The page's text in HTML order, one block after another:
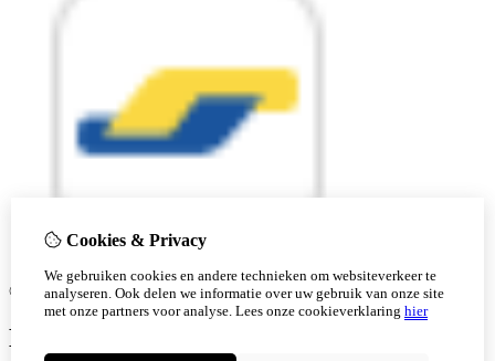
© Copyright 2026 |
Cookies & Privacy
We gebruiken cookies en andere technieken om websiteverkeer te
analyseren. Ook delen we informatie over uw gebruik van onze site
met onze partners voor analyse. Lees onze cookieverklaring hier
Ben je 18 of ouder?